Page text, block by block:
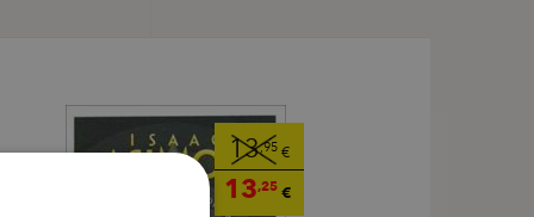
13,95 €
13,25 €